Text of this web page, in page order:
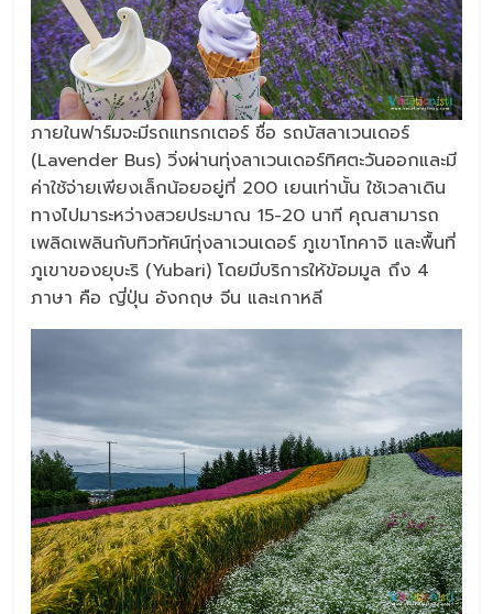
ภายในฟาร์มจะมีรถแทรกเตอร์ ชื่อ รถบัสลาเวนเดอร์
(Lavender Bus) วิ่งผ่านทุ่งลาเวนเดอร์ทิศตะวันออกและมี
ค่าใช้จ่ายเพียงเล็กน้อยอยู่ที่ 200 เยนเท่านั้น ใช้เวลาเดิน
ทางไปมาระหว่างสวยประมาณ 15-20 นาที คุณสามารถ
เพลิดเพลินกับทิวทัศน์ทุ่งลาเวนเดอร์ ภูเขาโทคาจิ และพื้นที่
ภูเขาของยุบะริ (Yubari) โดยมีบริการให้ข้อมมูล ถึง 4
ภาษา คือ ญี่ปุ่น อังกฤษ จีน และเกาหลี